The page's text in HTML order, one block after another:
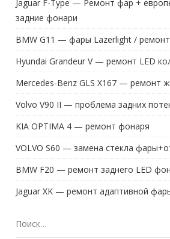
Jaguar F-Type — Ремонт фар +
задние фонари
BMW G11 — фары Lazerlight /
Hyundai Grandeur V — ремонт LED
Mercedes-Benz GLS X167 — ремонт
Volvo V90 II — проблема задних
KIA OPTIMA 4 — ремонт фонаря
VOLVO S60 — замена стекла
BMW F20 — ремонт заднего LED
Jaguar XK — ремонт адаптивной